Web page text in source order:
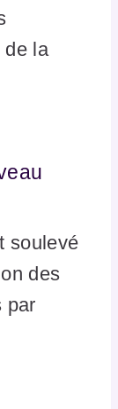
de la
soulevé
des
par